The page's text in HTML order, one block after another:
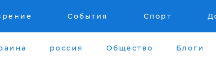
События Спорт
россия Общество Блоги